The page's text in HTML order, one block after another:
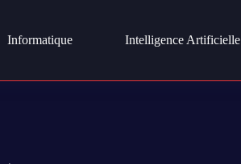
Informatique Intelligence Artificielle